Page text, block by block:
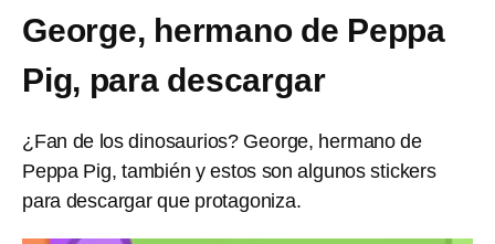
George, hermano de Peppa
Pig, para descargar
¿Fan de los dinosaurios? George, hermano de
Peppa Pig, también y estos son algunos stickers
para descargar que protagoniza.